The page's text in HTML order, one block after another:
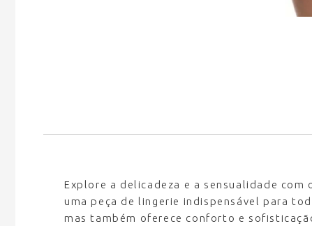
Explore a delicadeza e a sensualidade com
uma peça de lingerie indispensável para
mas também oferece conforto e